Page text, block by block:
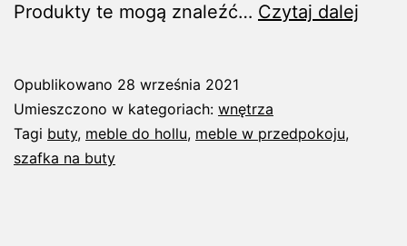
Produkty te mogą znaleźć… Czytaj dalej
Opublikowano 28 września 2021
Umieszczono w kategoriach: wnętrza
Tagi buty, meble do hollu, meble w przedpokoju,
szafka na buty